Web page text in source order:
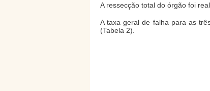
A ressecção total do órgão foi
A taxa geral de falha para as
(Tabela 2).